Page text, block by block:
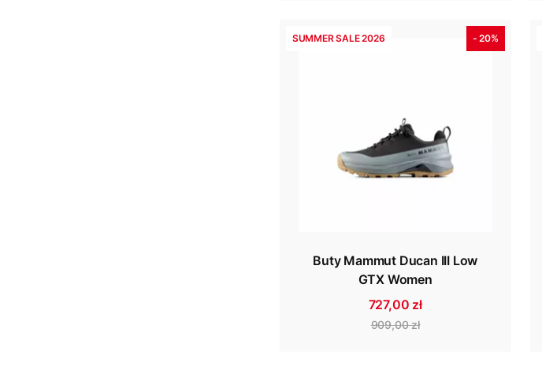
SUMMER SALE 2026 - 20%
Buty Mammut Ducan III Low
GTX Women
727,00 zł
909,00 zł